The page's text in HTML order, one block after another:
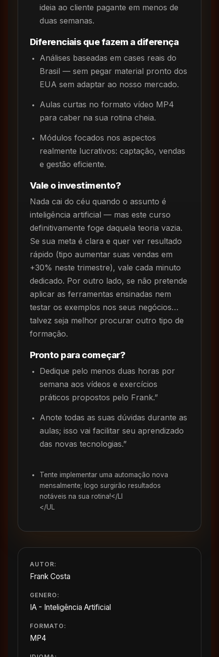
ideia ao cliente pagante em menos de
duas semanas.
Diferenciais que fazem a diferença
Análises baseadas em cases reais do
Brasil — sem pegar material pronto dos
EUA sem adaptar ao nosso mercado.
Aulas curtas no formato vídeo MP4
para caber na sua rotina cheia.
Módulos focados nos aspectos
realmente lucrativos: captação, vendas
e gestão eficiente.
Vale o investimento?
Nada cai do céu quando o assunto é
inteligência artificial — mas este curso
definitivamente foge daquela teoria vazia.
Se sua meta é clara e quer ver resultado
rápido (tipo aumentar suas vendas em
+30% neste trimestre), vale cada minuto
dedicado. Por outro lado, se não pretende
aplicar as ferramentas ensinadas nem
testar os exemplos nos seus negócios…
talvez seja melhor procurar outro tipo de
formação.
Pronto para começar?
Dedique pelo menos duas horas por
semana aos vídeos e exercícios
práticos propostos pelo Frank.”
Anote todas as suas dúvidas durante as
aulas; isso vai facilitar seu aprendizado
das novas tecnologias.”
Tente implementar uma automação nova
mensalmente; logo surgirão resultados
notáveis na sua rotina!</LI
</UL
AUTOR:
Frank Costa
GENERO:
IA - Inteligência Artificial
FORMATO:
MP4